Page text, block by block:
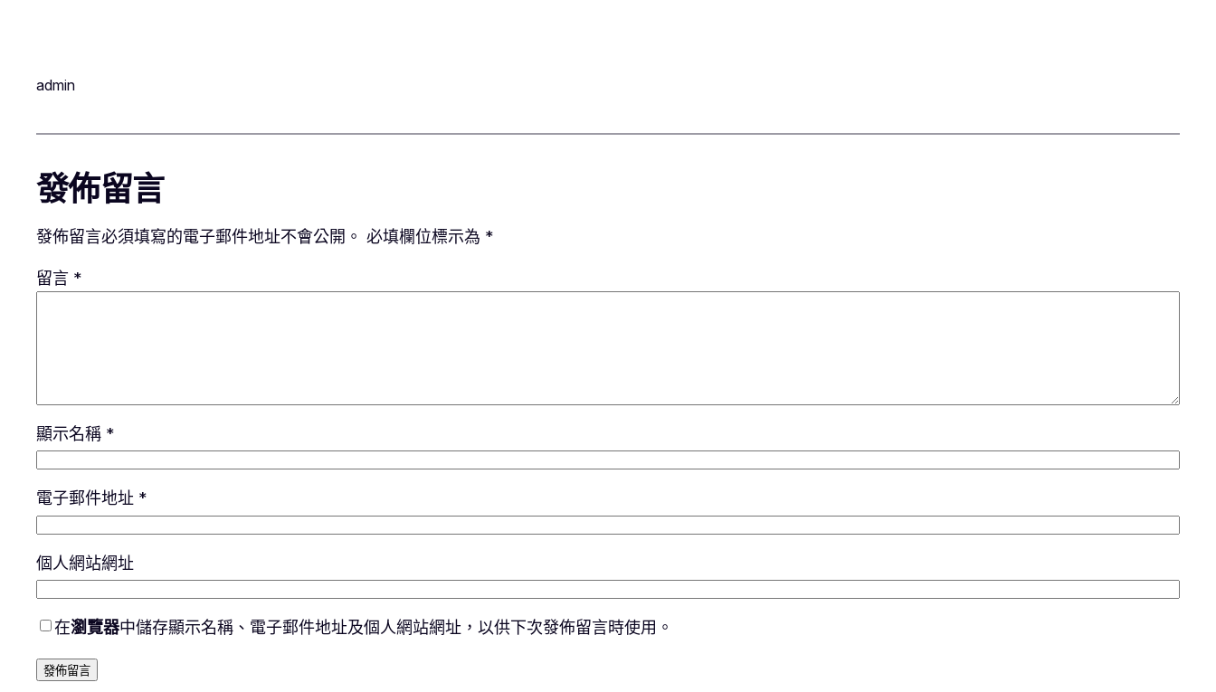
admin
發佈留言
發佈留言必須填寫的電子郵件地址不會公開。 必填欄位標示為 *
留言 *
顯示名稱 *
電子郵件地址 *
個人網站網址
在瀏覽器中儲存顯示名稱、電子郵件地址及個人網站網址，以供下次發佈留言時使用。